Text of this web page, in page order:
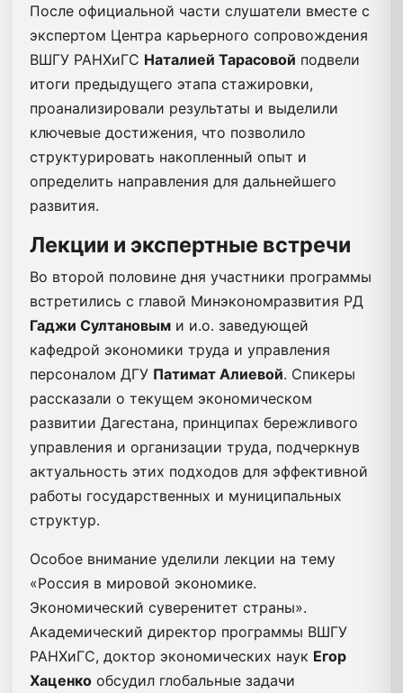
После официальной части слушатели вместе с
экспертом Центра карьерного сопровождения
ВШГУ РАНХиГС Наталией Тарасовой подвели
итоги предыдущего этапа стажировки,
проанализировали результаты и выделили
ключевые достижения, что позволило
структурировать накопленный опыт и
определить направления для дальнейшего
развития.
Лекции и экспертные встречи
Во второй половине дня участники программы
встретились с главой Минэкономразвития РД
Гаджи Султановым и и.о. заведующей
кафедрой экономики труда и управления
персоналом ДГУ Патимат Алиевой. Спикеры
рассказали о текущем экономическом
развитии Дагестана, принципах бережливого
управления и организации труда, подчеркнув
актуальность этих подходов для эффективной
работы государственных и муниципальных
структур.
Особое внимание уделили лекции на тему
«Россия в мировой экономике.
Экономический суверенитет страны».
Академический директор программы ВШГУ
РАНХиГС, доктор экономических наук Егор
Хаценко обсудил глобальные задачи